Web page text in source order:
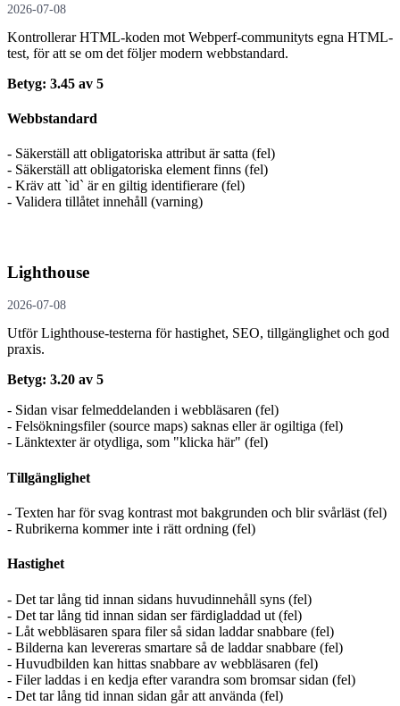
2026-07-08
Kontrollerar HTML-koden mot Webperf-communityts egna HTML-
test, för att se om det följer modern webbstandard.
Betyg: 3.45 av 5
Webbstandard
- Säkerställ att obligatoriska attribut är satta (fel)
- Säkerställ att obligatoriska element finns (fel)
- Kräv att `id` är en giltig identifierare (fel)
- Validera tillåtet innehåll (varning)
Lighthouse
2026-07-08
Utför Lighthouse-testerna för hastighet, SEO, tillgänglighet och god
praxis.
Betyg: 3.20 av 5
- Sidan visar felmeddelanden i webbläsaren (fel)
- Felsökningsfiler (source maps) saknas eller är ogiltiga (fel)
- Länktexter är otydliga, som "klicka här" (fel)
Tillgänglighet
- Texten har för svag kontrast mot bakgrunden och blir svårläst (fel)
- Rubrikerna kommer inte i rätt ordning (fel)
Hastighet
- Det tar lång tid innan sidans huvudinnehåll syns (fel)
- Det tar lång tid innan sidan ser färdigladdad ut (fel)
- Låt webbläsaren spara filer så sidan laddar snabbare (fel)
- Bilderna kan levereras smartare så de laddar snabbare (fel)
- Huvudbilden kan hittas snabbare av webbläsaren (fel)
- Filer laddas i en kedja efter varandra som bromsar sidan (fel)
- Det tar lång tid innan sidan går att använda (fel)